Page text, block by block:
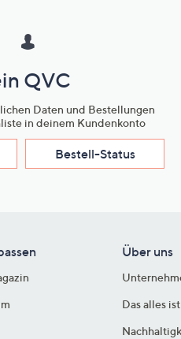
QVC
Daten und Bestellungen
in deinem Kundenkonto
Bestell-Status
Über uns
Das alles